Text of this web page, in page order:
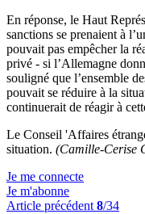
En réponse, le Haut
sanctions se prenaient à
pouvait pas empêcher la
privé - si l’Allemagne
souligné que l’ensemble
pouvait se réduire à la
continuerait de réagir à
Le Conseil 'Affaires
situation. (Camille-Cerise
Je me connecte
Je m'abonne
Article précédent 8/34